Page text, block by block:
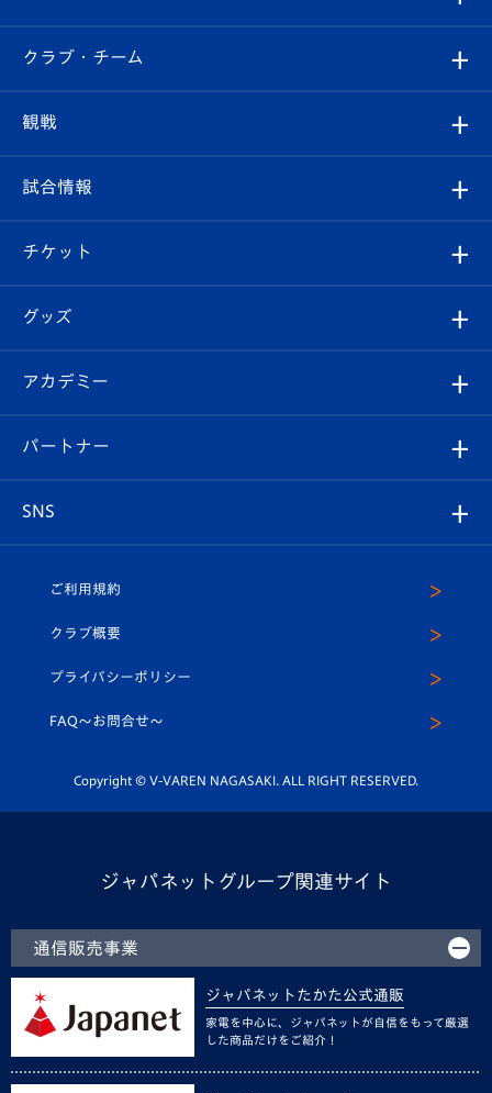
すべて
クラブ
試合情報
チケット
イベント
メディア
ホームタウン
クラブ・チーム
クラブ概要
エンブレム紹介
スタッフプロフィール
マスコット紹介
平和祈念活動
ホームタウン活動
観戦
観戦ルール
はじめての観戦ガイド
Revive Team
ヴィヴィくんの長崎おもてなしガイド
試合情報
試合日程/結果
フォトギャラリー
スタジアムグルメ
チケット
チケット
V-LOVERS（ファンクラブ）
プレイヤーズスイート
グッズ
オンラインショップ
店舗情報
アカデミー
育成からのお知らせ
U-18
スクール
パートナー
SNS
ヴィヴィくんインスタグラム
公式LINE＠
ご利用規約
クラブ概要
プライバシーポリシー
FAQ〜お問合せ〜
Copyright © V-VAREN NAGASAKI. ALL RIGHT RESERVED.
ジャパネットグループ関連サイト
通信販売事業
ジャパネットたかた公式通販
家電を中心に、ジャパネットが自信をもって厳選
した商品だけをご紹介！